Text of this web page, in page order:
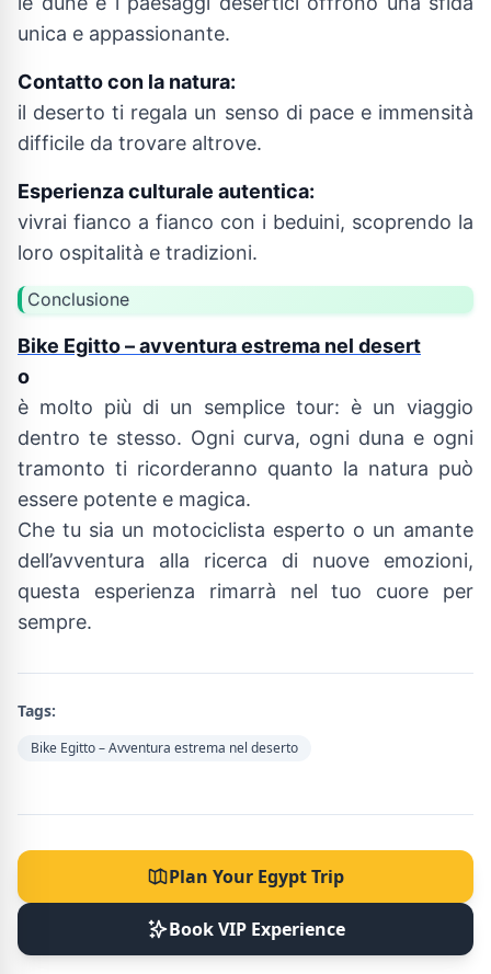
unica e appassionante.
Contatto con la natura:
il deserto ti regala un senso di pace e immensità
difficile da trovare altrove.
Esperienza culturale autentica:
vivrai fianco a fianco con i beduini, scoprendo la
loro ospitalità e tradizioni.
Conclusione
Bike Egitto – avventura estrema nel desert
o
è molto più di un semplice tour: è un viaggio
dentro te stesso. Ogni curva, ogni duna e ogni
tramonto ti ricorderanno quanto la natura può
essere potente e magica.
Che tu sia un motociclista esperto o un amante
dell’avventura alla ricerca di nuove emozioni,
questa esperienza rimarrà nel tuo cuore per
sempre.
Tags:
Bike Egitto – Avventura estrema nel deserto
Plan Your Egypt Trip
Book VIP Experience